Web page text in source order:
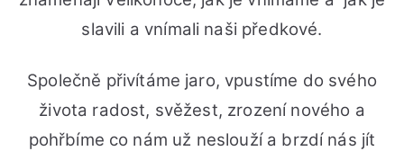
slavili a vnímali naši předkové.
Společně přivítáme jaro, vpustíme do svého
života radost, svěžest, zrození nového a
pohřbíme co nám už neslouží a brzdí nás jít